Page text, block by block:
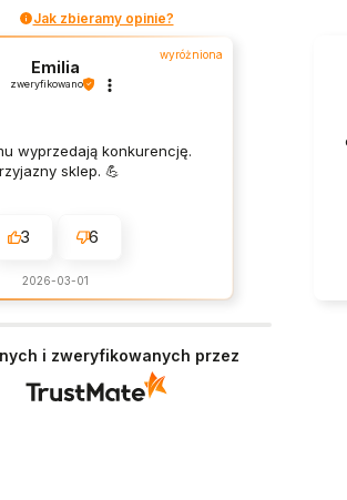
Jak zbieramy opinie?
wyróżniona
Emilia
zweryfikowano
wyprzedają konkurencję.
sklep. 💪
3 6
2026-03-01
i zweryfikowanych przez